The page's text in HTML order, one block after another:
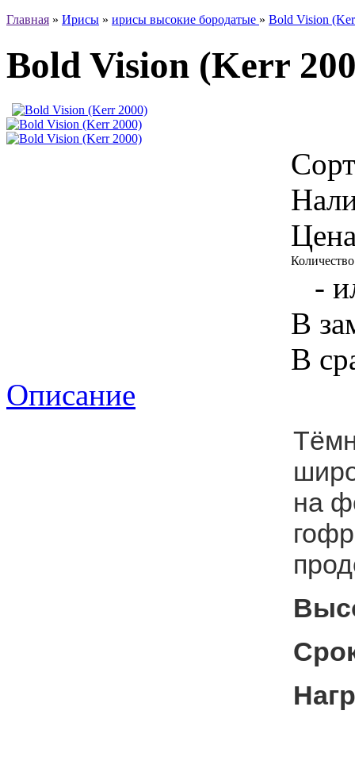
Главная » Ирисы » ирисы высокие бородатые » Bold Vision
Bold Vision (Kerr
-
В
В
Описание
на